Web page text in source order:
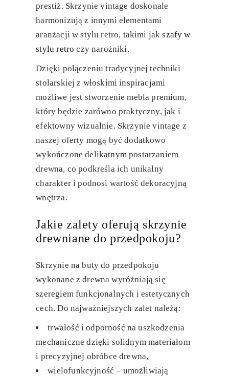
prestiż. Skrzynie vintage doskonale
harmonizują z innymi elementami
aranżacji w stylu retro, takimi jakszafy w
stylu retro czy narożniki.
Dzięki połączeniu tradycyjnej techniki
stolarskiej z włoskimi inspiracjami
możliwe jest stworzenie mebla premium,
który będzie zarówno praktyczny, jak i
efektowny wizualnie. Skrzynie vintage z
naszej oferty mogą być dodatkowo
wykończone delikatnym postarzaniem
drewna, co podkreśla ich unikalny
charakter i podnosi wartość dekoracyjną
wnętrza.
Jakie zalety oferują skrzynie
drewniane do przedpokoju?
Skrzynie na buty do przedpokoju
wykonane z drewna wyróżniają się
szeregiem funkcjonalnych i estetycznych
cech. Do najważniejszych zalet należą:
trwałość i odporność na uszkodzenia
mechaniczne dzięki solidnym materiałom
i precyzyjnej obróbce drewna,
wielofunkcyjność – umożliwiają